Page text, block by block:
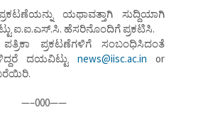
ಯಥಾವತ್ತಾಗಿ ಸುದ್ದಿಯಾಗಿ
ಐ.ಐ.ಎಸ್.ಸಿ. ಹೆಸರಿನೊಂದಿಗೆ ಪ್ರಕಟಿಸಿ.
ಪ್ರಕಟಣೆಗಳಿಗೆ ಸಂಬಂಧಿಸಿದಂತೆ
ದಯವಿಟ್ಟು news@iisc.ac.in or
—–000——